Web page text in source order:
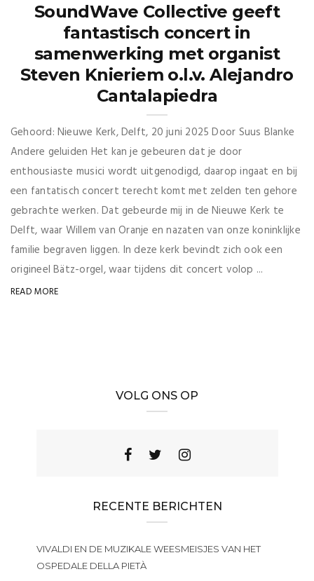
SoundWave Collective geeft
fantastisch concert in
samenwerking met organist
Steven Knieriem o.l.v. Alejandro
Cantalapiedra
Gehoord: Nieuwe Kerk, Delft, 20 juni 2025 Door Suus Blanke
Andere geluiden Het kan je gebeuren dat je door
enthousiaste musici wordt uitgenodigd, daarop ingaat en bij
een fantatisch concert terecht komt met zelden ten gehore
gebrachte werken. Dat gebeurde mij in de Nieuwe Kerk te
Delft, waar Willem van Oranje en nazaten van onze koninklijke
familie begraven liggen. In deze kerk bevindt zich ook een
origineel Bätz-orgel, waar tijdens dit concert volop ...
READ MORE
VOLG ONS OP
RECENTE BERICHTEN
VIVALDI EN DE MUZIKALE WEESMEISJES VAN HET
OSPEDALE DELLA PIETÀ